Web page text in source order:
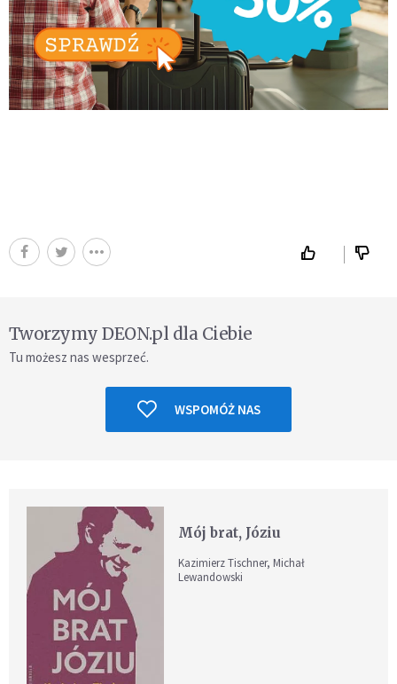
Tworzymy DEON.pl dla Ciebie
Tu możesz nas wesprzeć.
WSPOMÓŻ NAS
Mój brat, Józiu
Kazimierz Tischner, Michał
Lewandowski